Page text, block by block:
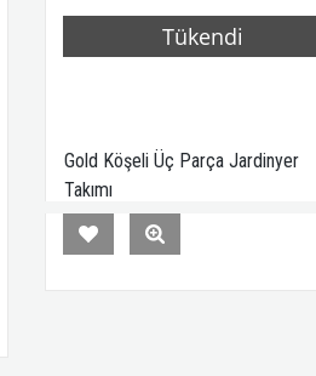
Tükendi
Gold Köşeli Üç Parça Jardinyer
Takımı